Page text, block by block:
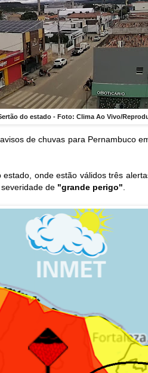
do estado - Foto: Clima Ao Vivo/
de chuvas para Pernambuco
onde estão válidos três
de "grande perigo"